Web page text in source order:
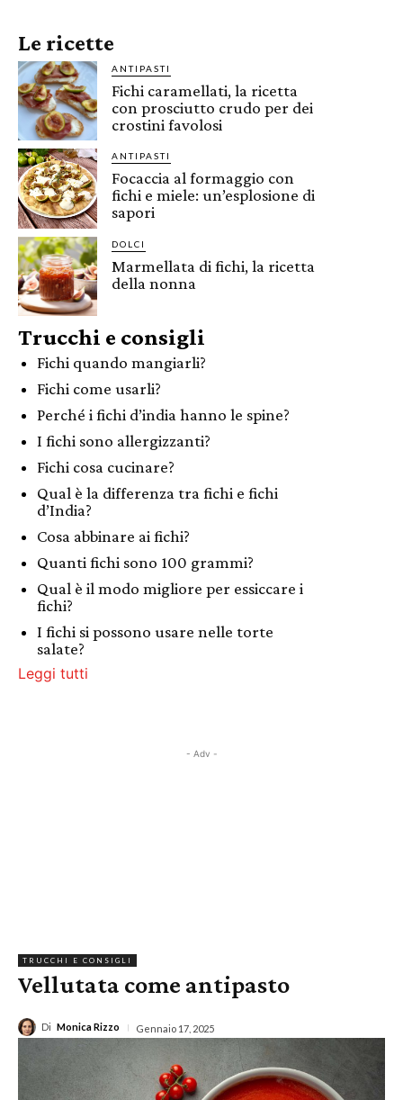
Le ricette
ANTIPASTI
Fichi caramellati, la ricetta
con prosciutto crudo per dei
crostini favolosi
ANTIPASTI
Focaccia al formaggio con
fichi e miele: un’esplosione di
sapori
DOLCI
Marmellata di fichi, la ricetta
della nonna
Trucchi e consigli
Fichi quando mangiarli?
Fichi come usarli?
Perché i fichi d’india hanno le spine?
I fichi sono allergizzanti?
Fichi cosa cucinare?
Qual è la differenza tra fichi e fichi
d’India?
Cosa abbinare ai fichi?
Quanti fichi sono 100 grammi?
Qual è il modo migliore per essiccare i
fichi?
I fichi si possono usare nelle torte
salate?
Leggi tutti
- Adv -